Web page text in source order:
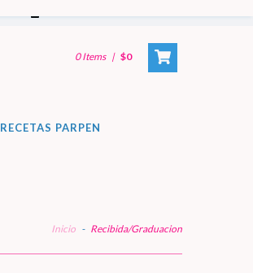
0Items | $0
RECETAS PARPEN
Inicio - Recibida/Graduacion